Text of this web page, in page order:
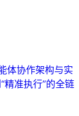
体协作架构与实
精准执行”的全链